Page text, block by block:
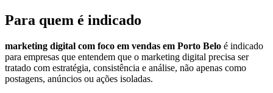
Para quem é indicado
marketing digital com foco em vendas em Porto Belo é indicado
para empresas que entendem que o marketing digital precisa ser
tratado com estratégia, consistência e análise, não apenas como
postagens, anúncios ou ações isoladas.